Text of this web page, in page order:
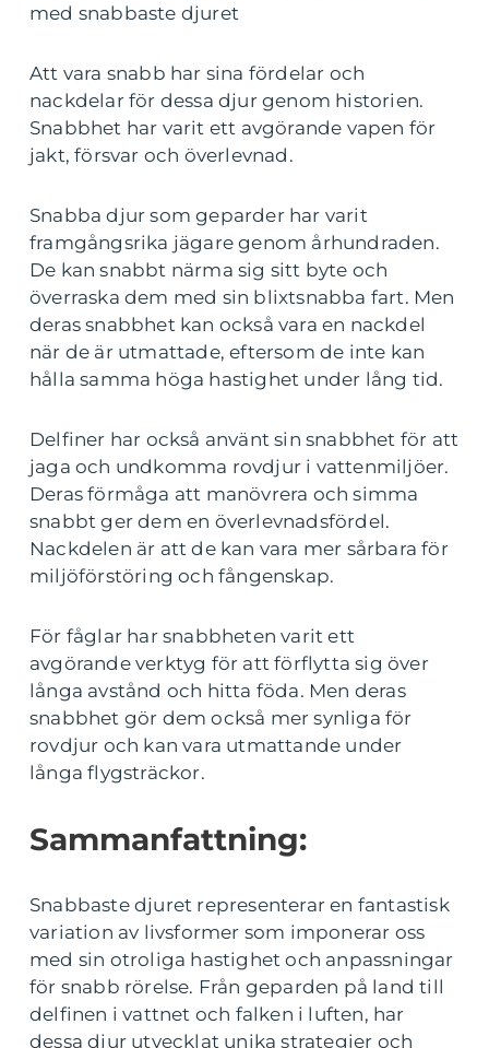
med snabbaste djuret
Att vara snabb har sina fördelar och
nackdelar för dessa djur genom historien.
Snabbhet har varit ett avgörande vapen för
jakt, försvar och överlevnad.
Snabba djur som geparder har varit
framgångsrika jägare genom århundraden.
De kan snabbt närma sig sitt byte och
överraska dem med sin blixtsnabba fart. Men
deras snabbhet kan också vara en nackdel
när de är utmattade, eftersom de inte kan
hålla samma höga hastighet under lång tid.
Delfiner har också använt sin snabbhet för att
jaga och undkomma rovdjur i vattenmiljöer.
Deras förmåga att manövrera och simma
snabbt ger dem en överlevnadsfördel.
Nackdelen är att de kan vara mer sårbara för
miljöförstöring och fångenskap.
För fåglar har snabbheten varit ett
avgörande verktyg för att förflytta sig över
långa avstånd och hitta föda. Men deras
snabbhet gör dem också mer synliga för
rovdjur och kan vara utmattande under
långa flygsträckor.
Sammanfattning:
Snabbaste djuret representerar en fantastisk
variation av livsformer som imponerar oss
med sin otroliga hastighet och anpassningar
för snabb rörelse. Från geparden på land till
delfinen i vattnet och falken i luften, har
dessa djur utvecklat unika strategier och